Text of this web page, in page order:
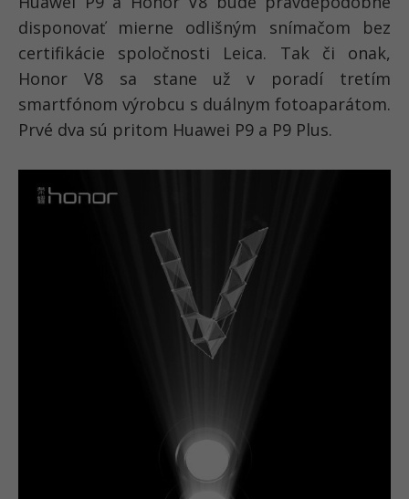
disponovať mierne odlišným snímačom bez
certifikácie spoločnosti Leica. Tak či onak,
Honor V8 sa stane už v poradí tretím
smartfónom výrobcu s duálnym fotoaparátom.
Prvé dva sú pritom Huawei P9 a P9 Plus.